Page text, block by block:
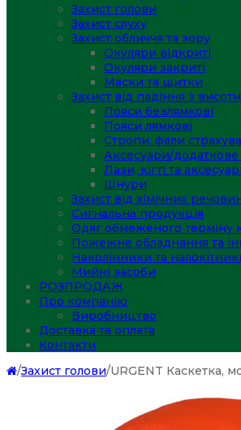
Захист голови
Захист слуху
Захист обличчя та зору
Окуляри відкриті
Окуляри закриті
Маски та щитки
Захист від падіння з висоти
Пояси безлямкові
Пояси лямкові
Стропи, фали
Аксесуари/
Лази, кігті та
Шнури
Захист від хімічних
Сигнальна продукція
Одяг обмеженого терміну
Пожежне обладнання та
Наколінники та
Мийні засоби
РОЗПРОДАЖ
Про компанію
Виробництво
Доставка та оплата
Контакти
/Захист голови/URGENT Каскетка,